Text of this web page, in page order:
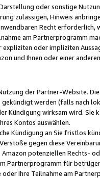
oder sonstige
zulässigen, Hinweis
Recht
am Partnerprogramm
oder impliziten
und Ihnen oder einer
der Partner-Website.
werden (falls nach
Kündigung wirksam wird. Sie
Kontos auswählen.
Kündigung an Sie fristlos
gegen diese
potenziellen Rechts-
Partnerprogramm für
Ihre Teilnahme am